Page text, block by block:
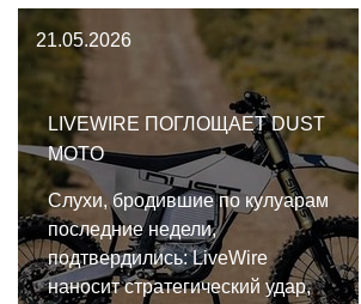
21.05.2026
LIVEWIRE ПОГЛОЩАЕТ DUST
MOTO
Слухи, бродившие по кулуарам
последние недели,
подтвердились: LiveWire
наносит стратегический удар,